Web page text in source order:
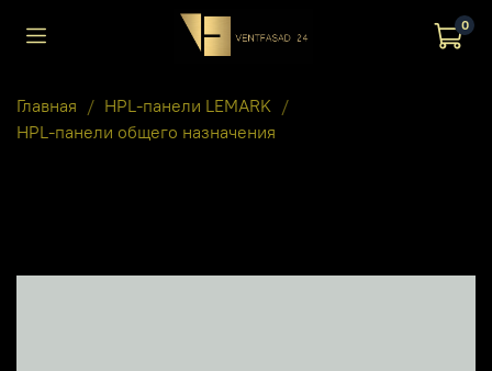
0
Главная
HPL-панели LEMARK
HPL-панели общего назначения